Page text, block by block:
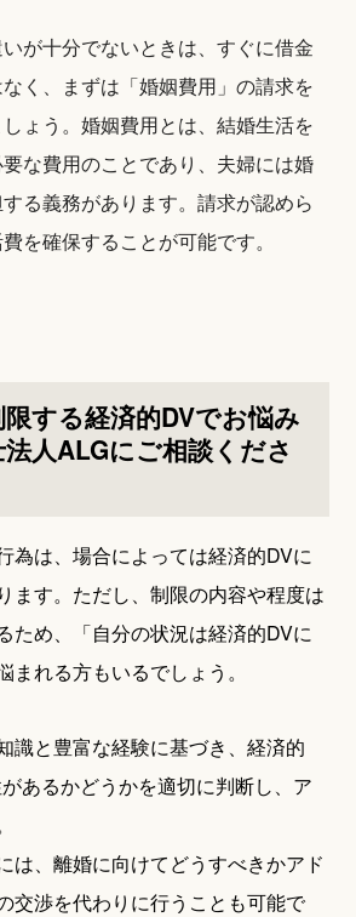
が十分でないときは、すぐに借金
く、まずは「婚姻費用」の請求を
ょう。婚姻費用とは、結婚生活を
な費用のことであり、夫婦には婚
る義務があります。請求が認めら
を確保することが可能です。
する経済的DVでお悩み
人ALGにご相談くださ
為は、場合によっては経済的DVに
ます。ただし、制限の内容や程度は
ため、「自分の状況は経済的DVに
まれる方もいるでしょう。
識と豊富な経験に基づき、経済的
あるかどうかを適切に判断し、ア
は、離婚に向けてどうすべきかアド
交渉を代わりに行うことも可能で